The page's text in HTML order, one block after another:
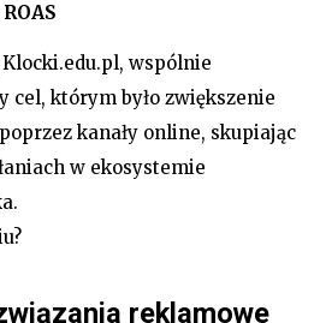
wspólnie
cel, którym było zwiększenie
kanały online, skupiając
w ekosystemie
reklamowe